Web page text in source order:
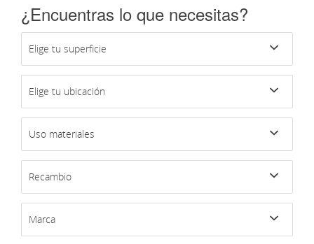
¿Encuentras lo que necesitas?
Elige tu superficie
Elige tu ubicación
Uso materiales
Recambio
Marca